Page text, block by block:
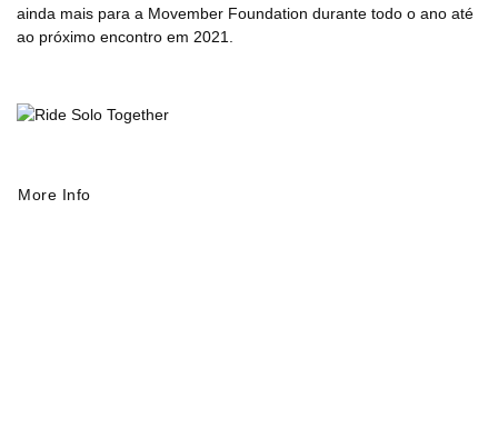
ainda mais para a Movember Foundation durante todo o ano até
ao próximo encontro em 2021.
More Info